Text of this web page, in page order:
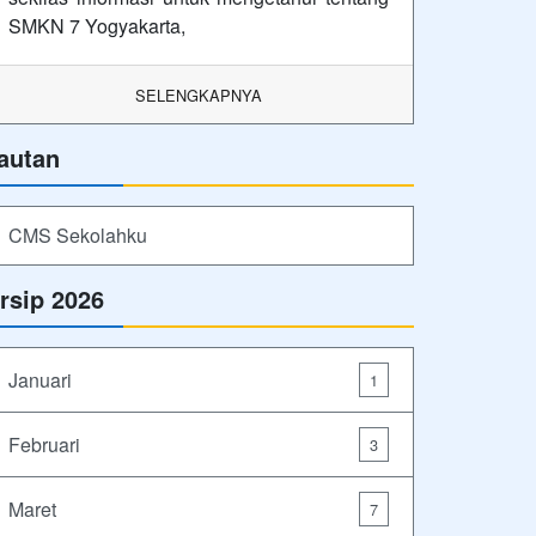
SMKN 7 Yogyakarta,
SELENGKAPNYA
CMS Sekolahku
2026
Januari 1
Februari 3
Maret 7